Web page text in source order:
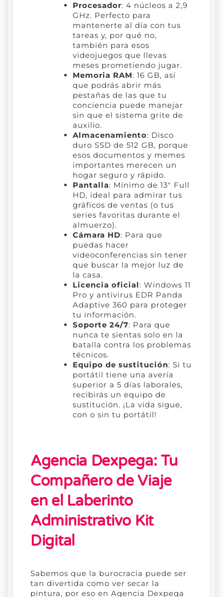
Procesador: 4 núcleos a 2,9
GHz. Perfecto para
mantenerte al día con tus
tareas y, por qué no,
también para esos
videojuegos que llevas
meses prometiendo jugar.
Memoria RAM: 16 GB, así
que podrás abrir más
pestañas de las que tu
conciencia puede manejar
sin que el sistema grite de
auxilio.
Almacenamiento: Disco
duro SSD de 512 GB, porque
esos documentos y memes
importantes merecen un
hogar seguro y rápido.
Pantalla: Mínimo de 13″ Full
HD, ideal para admirar tus
gráficos de ventas (o tus
series favoritas durante el
almuerzo).
Cámara HD: Para que
puedas hacer
videoconferencias sin tener
que buscar la mejor luz de
la casa.
Licencia oficial: Windows 11
Pro y antivirus EDR Panda
Adaptive 360 para proteger
tu información.
Soporte 24/7: Para que
nunca te sientas solo en la
batalla contra los problemas
técnicos.
Equipo de sustitución: Si tu
portátil tiene una avería
superior a 5 días laborales,
recibirás un equipo de
sustitución. ¡La vida sigue,
con o sin tu portátil!
Agencia Dexpega: Tu
Compañero de Viaje
en el Laberinto
Administrativo Kit
Digital
Sabemos que la burocracia puede ser
tan divertida como ver secar la
pintura, por eso en Agencia Dexpega